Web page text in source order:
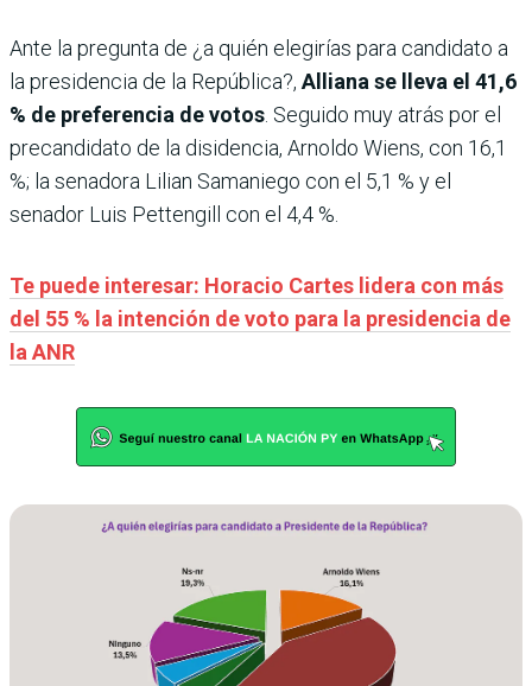
Ante la pregunta de ¿a quién elegirías para candidato a
la presidencia de la República?, Alliana se lleva el 41,6
% de preferencia de votos . Seguido muy atrás por el
precandidato de la disidencia, Arnoldo Wiens, con 16,1
%; la senadora Lilian Samaniego con el 5,1 % y el
senador Luis Pettengill con el 4,4 %.
Te puede interesar: Horacio Cartes lidera con más
del 55 % la intención de voto para la presidencia de
la ANR